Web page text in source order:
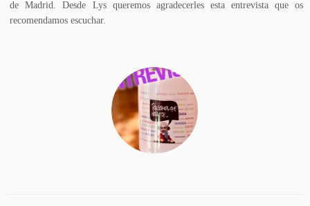
de Madrid. Desde Lys queremos agradecerles esta entrevista que os
recomendamos escuchar.